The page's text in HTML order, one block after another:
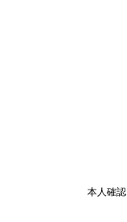
本人確認